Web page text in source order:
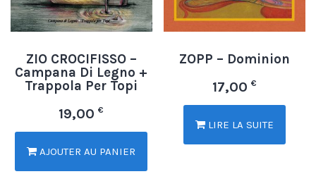
ZIO CROCIFISSO –
Campana Di Legno +
Trappola Per Topi
19,00€
AJOUTER AU PANIER
ZOPP – Dominion
17,00€
LIRE LA SUITE